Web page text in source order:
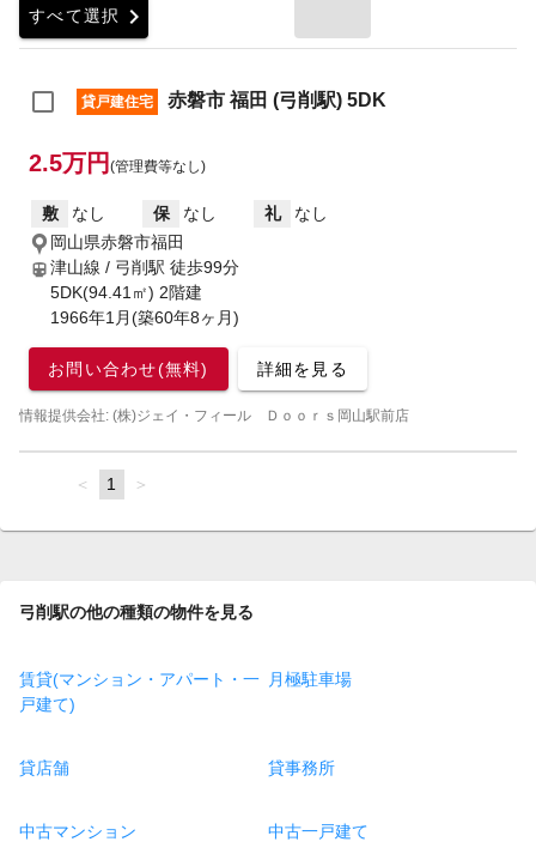
すべて選択 chevron_right
貸戸建住宅 赤磐市 福田 (弓削駅) 5DK
2.5万円 (管理費等なし)
敷 なし 保 なし 礼
なし
岡山県赤磐市福田
津山線 / 弓削駅 徒歩99分
5DK(94.41㎡) 2階建
1966年1月(築60年8ヶ月)
お問い合わせ(無料) 詳細を見る
情報提供会社: (株)ジェイ・フィール Ｄｏｏｒｓ岡山駅前店
page
You're
page
1 page
弓削駅の他の種類の物件を見る
賃貸(マンション・アパート・一
戸建て)
月極駐車場
貸店舗 貸事務所
中古マンション 中古一戸建て